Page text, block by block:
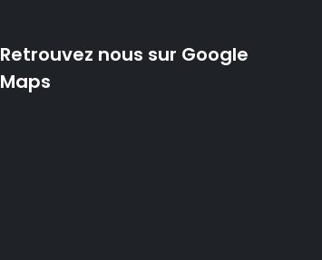
Retrouvez nous sur Google
Maps